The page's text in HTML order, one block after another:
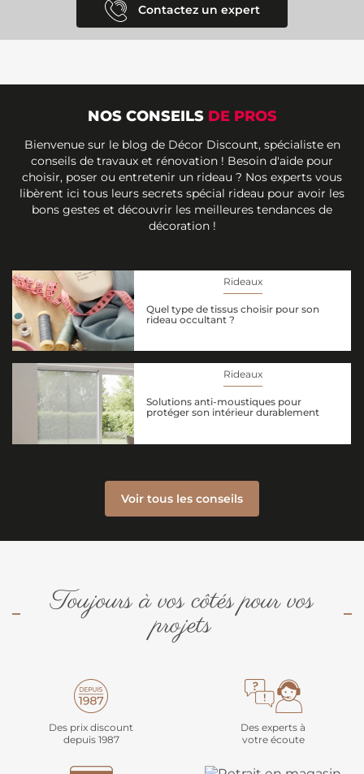
Contactez un expert
NOS CONSEILS DE PROS
Bienvenue sur le blog de Décor Discount, spécialiste en
conseils de travaux et rénovation ! Besoin d'aide pour
choisir, poser ou entretenir un rideau ? Nos experts vous
libèrent ici tous leurs secrets spécial rideau pour avoir les
bons gestes et découvrir les meilleures tendances de
décoration !
Rideaux
Quel type de tissus choisir pour son
rideau occultant ?
Rideaux
Solutions anti-moustiques pour
protéger son intérieur durablement
Voir tous les conseils
Toujours à vos côtés pour vos
projets
Des prix discount
depuis 1987
Des experts à
votre écoute